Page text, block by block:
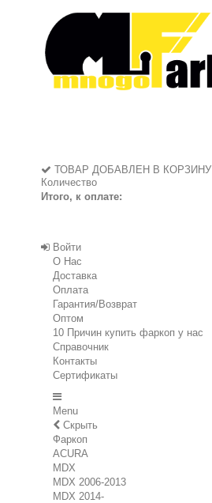
ТОВАР ДОБАВЛЕН В КОРЗИНУ
Количество
Итого, к оплате:
Войти
О Нас
Доставка
Оплата
Гарантия/Возврат
Оптом
10 Причин купить фаркоп у нас
Справочник
Контакты
Сертификаты
Menu
Скрыть
Фаркоп
ACURA
MDX
MDX 2006-2013
MDX 2014-